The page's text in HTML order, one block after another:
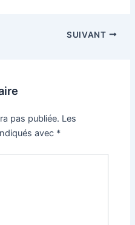
SUIVANT
pas publiée. Les
avec *